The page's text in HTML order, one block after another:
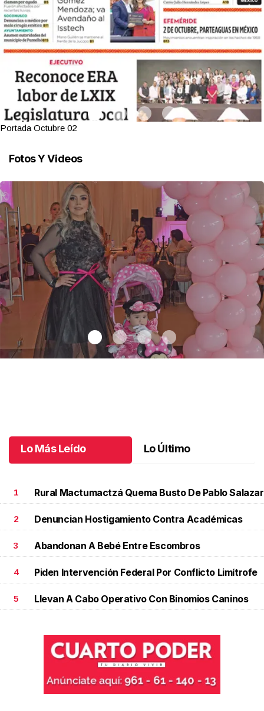
Portada Octubre 01
Fotos Y Videos
Lo Más Leído Lo Último
1 Rural Mactumactzá Quema Busto De Pablo Salazar
2 Denuncian Hostigamiento Contra Académicas
3 Abandonan A Bebé Entre Escombros
4 Piden Intervención Federal Por Conflicto Limítrofe
5 Llevan A Cabo Operativo Con Binomios Caninos